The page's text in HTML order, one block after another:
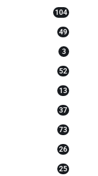
104
49
3
52
13
37
73
26
25